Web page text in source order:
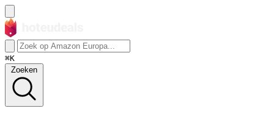
⌘K
Zoeken